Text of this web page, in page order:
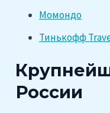
Момондо
Тинькофф
России